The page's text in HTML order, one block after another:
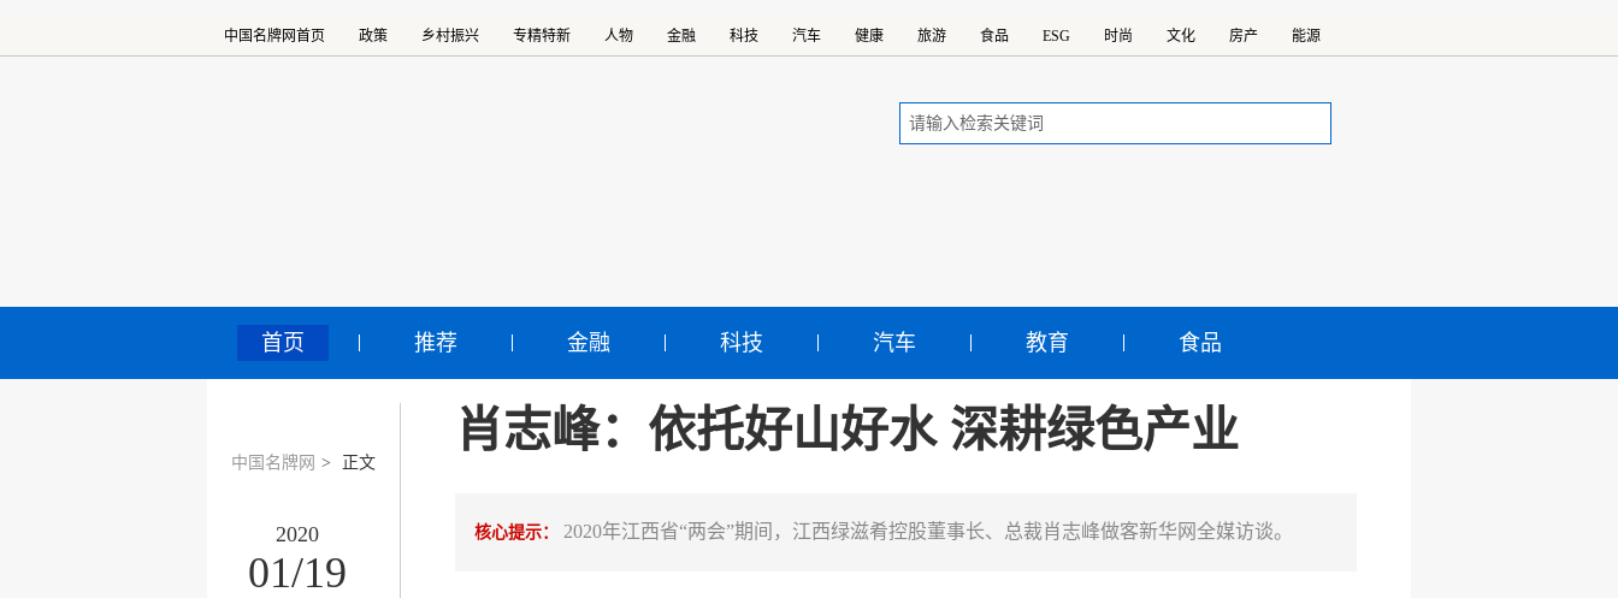
中国名牌网首页 政策 乡村振兴 专精特新 人物 金融 科技 汽车 健康 旅游 食品 ESG 时尚 文化 房产 能源
首页 推荐 金融 科技 汽车 教育 食品
中国名牌网 > 正文
2020
01/19
肖志峰：依托好山好水 深耕绿色产业
核心提示： 2020年江西省“两会”期间，江西绿滋肴控股董事长、总裁肖志峰做客新华网全媒访谈。